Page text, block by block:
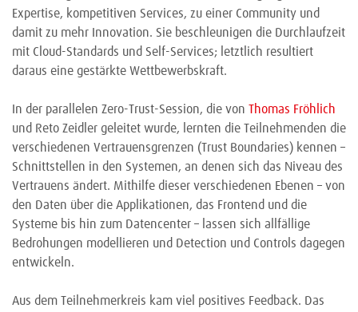
Expertise, kompetitiven Services, zu einer Community und
damit zu mehr Innovation. Sie beschleunigen die Durchlaufzeit
mit Cloud-Standards und Self-Services; letztlich resultiert
daraus eine gestärkte Wettbewerbskraft.
In der parallelen Zero-Trust-Session, die von Thomas Fröhlich
und Reto Zeidler geleitet wurde, lernten die Teilnehmenden die
verschiedenen Vertrauensgrenzen (Trust Boundaries) kennen –
Schnittstellen in den Systemen, an denen sich das Niveau des
Vertrauens ändert. Mithilfe dieser verschiedenen Ebenen – von
den Daten über die Applikationen, das Frontend und die
Systeme bis hin zum Datencenter – lassen sich allfällige
Bedrohungen modellieren und Detection und Controls dagegen
entwickeln.
Aus dem Teilnehmerkreis kam viel positives Feedback. Das